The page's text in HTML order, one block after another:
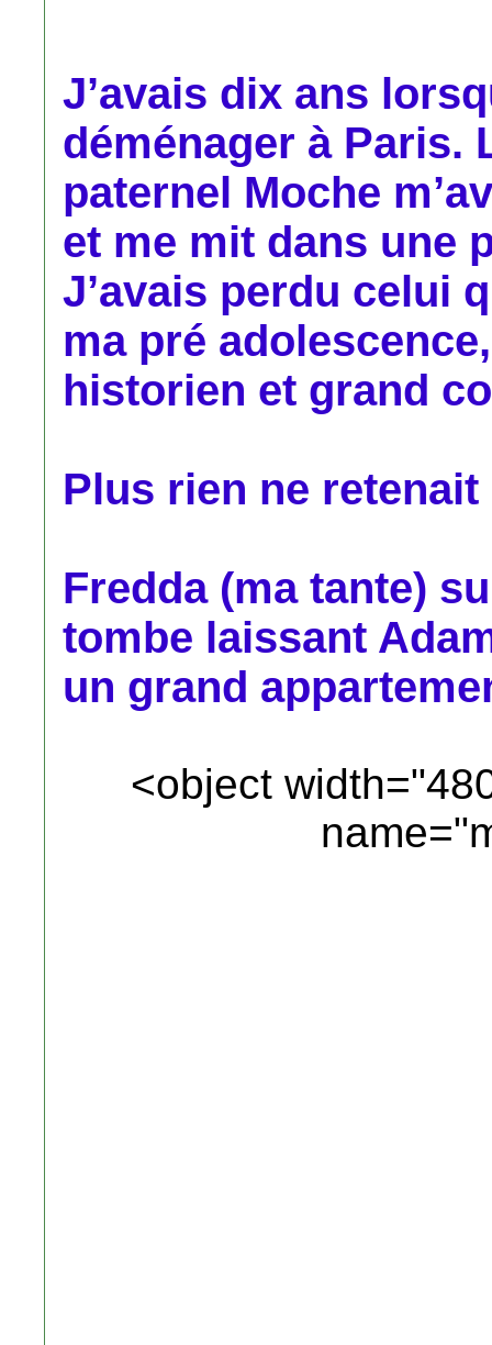
J’avais dix ans
déménager à Paris.
paternel Moche
et me mit dans une
J’avais perdu celui
ma pré
historien et grand
Plus rien ne retenait
Fredda (ma tante)
tombe laissant
un grand
<object